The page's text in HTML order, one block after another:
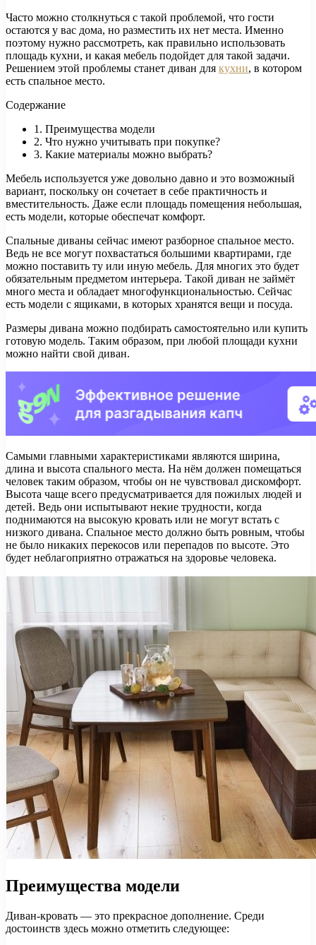
Часто можно столкнуться с такой проблемой, что гости
остаются у вас дома, но разместить их нет места. Именно
поэтому нужно рассмотреть, как правильно использовать
площадь кухни, и какая мебель подойдет для такой задачи.
Решением этой проблемы станет диван для кухни, в котором
есть спальное место.
Содержание
1. Преимущества модели
2. Что нужно учитывать при покупке?
3. Какие материалы можно выбрать?
Мебель используется уже довольно давно и это возможный
вариант, поскольку он сочетает в себе практичность и
вместительность. Даже если площадь помещения небольшая,
есть модели, которые обеспечат комфорт.
Спальные диваны сейчас имеют разборное спальное место.
Ведь не все могут похвастаться большими квартирами, где
можно поставить ту или иную мебель. Для многих это будет
обязательным предметом интерьера. Такой диван не займёт
много места и обладает многофункциональностью. Сейчас
есть модели с ящиками, в которых хранятся вещи и посуда.
Размеры дивана можно подбирать самостоятельно или купить
готовую модель. Таким образом, при любой площади кухни
можно найти свой диван.
Самыми главными характеристиками являются ширина,
длина и высота спального места. На нём должен помещаться
человек таким образом, чтобы он не чувствовал дискомфорт.
Высота чаще всего предусматривается для пожилых людей и
детей. Ведь они испытывают некие трудности, когда
поднимаются на высокую кровать или не могут встать с
низкого дивана. Спальное место должно быть ровным, чтобы
не было никаких перекосов или перепадов по высоте. Это
будет неблагоприятно отражаться на здоровье человека.
Преимущества модели
Диван-кровать — это прекрасное дополнение. Среди
достоинств здесь можно отметить следующее: